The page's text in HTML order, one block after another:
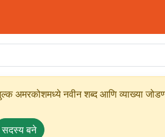
नवीन शब्द आणि व्याख्या
सदस्य बने